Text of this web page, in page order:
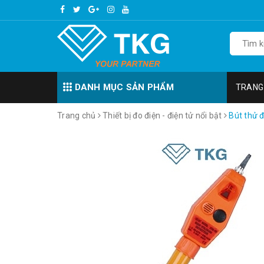
DANH MỤC SẢN PHẨM
Trang chủ Thiết bị đo điện - điện tử nổi bật Bút thử